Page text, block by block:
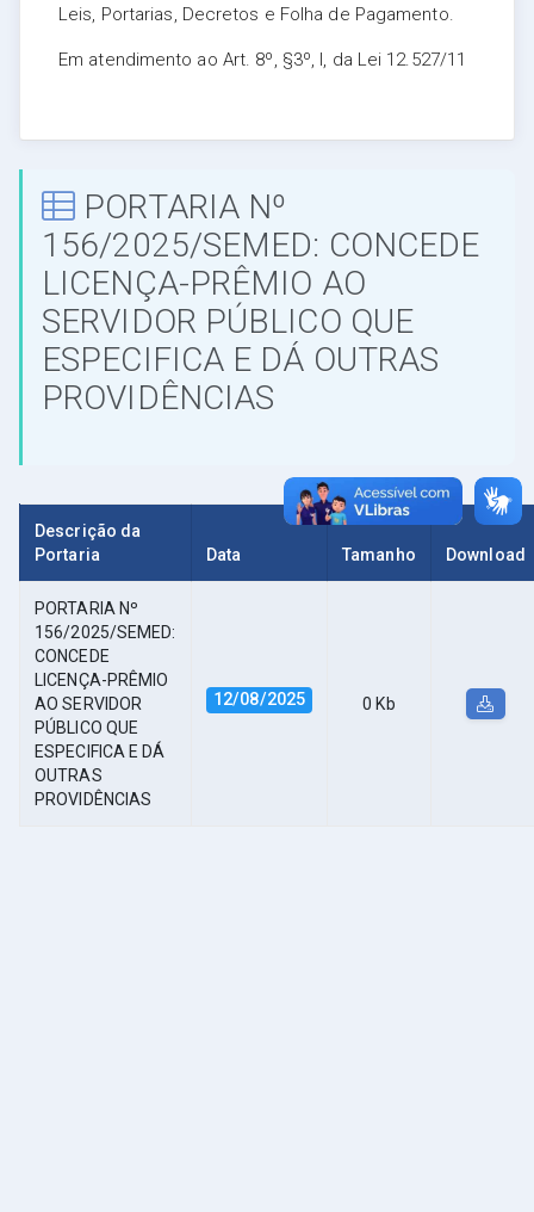
Leis, Portarias, Decretos e Folha de Pagamento.
Em atendimento ao Art. 8º, §3º, I, da Lei 12.527/11
PORTARIA Nº
156/2025/SEMED: CONCEDE
LICENÇA-PRÊMIO AO
SERVIDOR PÚBLICO QUE
ESPECIFICA E DÁ OUTRAS
PROVIDÊNCIAS
Descrição da
Portaria
Data Tamanho Download
PORTARIA Nº
156/2025/SEMED:
CONCEDE
LICENÇA-PRÊMIO
AO SERVIDOR
PÚBLICO QUE
ESPECIFICA E DÁ
OUTRAS
PROVIDÊNCIAS
12/08/2025 0 Kb